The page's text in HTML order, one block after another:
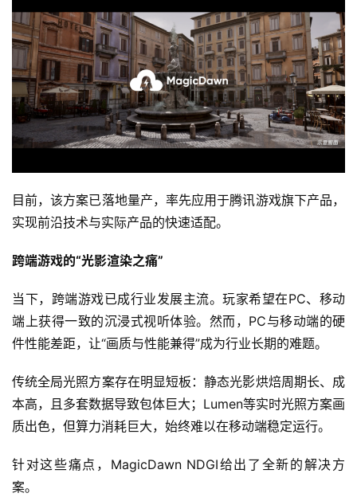
目前，该方案已落地量产，率先应用于腾讯游戏旗下产品，
实现前沿技术与实际产品的快速适配。
跨端游戏的“光影渲染之痛”
当下，跨端游戏已成行业发展主流。玩家希望在PC、移动
端上获得一致的沉浸式视听体验。然而，PC与移动端的硬
件性能差距，让“画质与性能兼得”成为行业长期的难题。
传统全局光照方案存在明显短板：静态光影烘焙周期长、成
本高，且多套数据导致包体巨大；Lumen等实时光照方案画
质出色，但算力消耗巨大，始终难以在移动端稳定运行。
针对这些痛点，MagicDawn NDGI给出了全新的解决方
案。